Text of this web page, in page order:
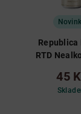
RTD
45